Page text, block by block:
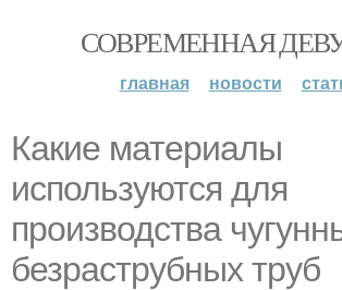
СОВРЕМЕННАЯ
главная новости
Какие материалы
используются для
производства
безраструбных труб